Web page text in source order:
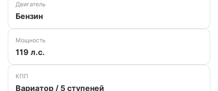
Двигатель
Бензин
Мощность
119 л.с.
КПП
Вариатор / 5 ступеней